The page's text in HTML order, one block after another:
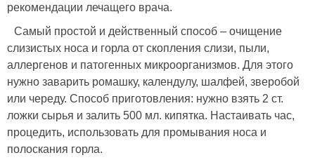
рекомендации лечащего врача.
Самый простой и действенный способ – очищение
слизистых носа и горла от скопления слизи, пыли,
аллергенов и патогенных микроорганизмов. Для этого
нужно заварить ромашку, календулу, шалфей, зверобой
или череду. Способ приготовления: нужно взять 2 ст.
ложки сырья и залить 500 мл. кипятка. Настаивать час,
процедить, использовать для промывания носа и
полоскания горла.